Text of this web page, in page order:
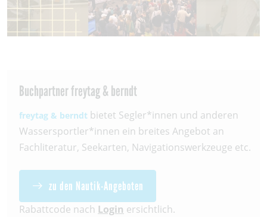
Buchpartner freytag & berndt
freytag & berndt bietet Segler*innen und anderen
Wassersportler*innen ein breites Angebot an
Fachliteratur, Seekarten, Navigationswerkzeuge etc.
zu den Nautik-Angeboten
Rabattcode nach Login ersichtlich.